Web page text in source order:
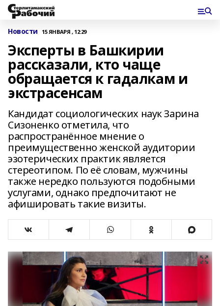
Новости 15 ЯНВАРЯ , 12:29
Эксперты в Башкирии
рассказали, кто чаще
обращается к гадалкам и
экстрасенсам
Кандидат социологических наук Зарина
Сизоненко отметила, что
распространённое мнение о
преимущественно женской аудитории
эзотерических практик является
стереотипом. По её словам, мужчины
также нередко пользуются подобными
услугами, однако предпочитают не
афишировать такие визиты.